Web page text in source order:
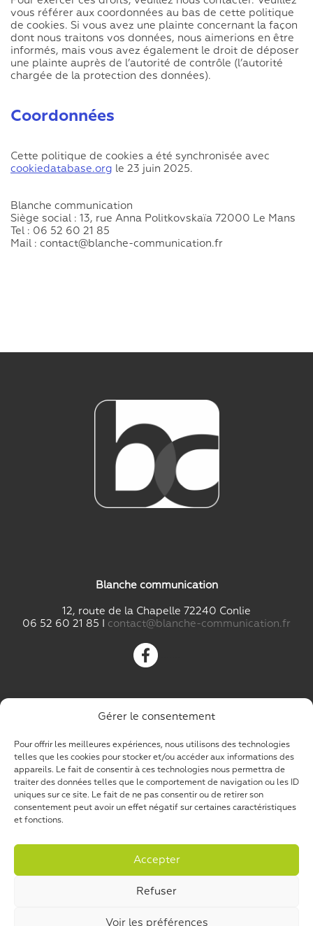
Gérer le consentement
Pour offrir les meilleures expériences, nous utilisons des technologies
telles que les cookies pour stocker et/ou accéder aux informations des
appareils. Le fait de consentir à ces technologies nous permettra de
traiter des données telles que le comportement de navigation ou les ID
uniques sur ce site. Le fait de ne pas consentir ou de retirer son
consentement peut avoir un effet négatif sur certaines caractéristiques
et fonctions.
Accepter
Refuser
Voir les préférences
vous référer aux coordonnées au bas de cette politique
de cookies. Si vous avez une plainte concernant la façon
dont nous traitons vos données, nous aimerions en être
informés, mais vous avez également le droit de déposer
une plainte auprès de l’autorité de contrôle (l’autorité
chargée de la protection des données).
Coordonnées
Cette politique de cookies a été synchronisée avec
cookiedatabase.org le 23 juin 2025.
Blanche communication
Siège social : 13, rue Anna Politkovskaïa 72000 Le Mans
Tel : 06 52 60 21 85
Mail : contact@blanche-communication.fr
Blanche communication
12, route de la Chapelle 72240 Conlie
06 52 60 21 85 I contact@blanche-communication.fr
....
Mentions légales
---
Politique de confidentialité
---
Cookies
Blanche communication
Propulsé parWP – Réalisé avec the